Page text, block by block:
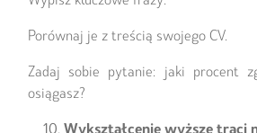
Porównaj je z treścią swojego CV.
Zadaj sobie pytanie: jaki procent
osiągasz?
Wykształcenie wyższe traci